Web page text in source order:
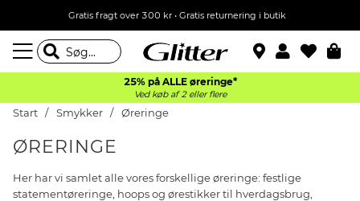
Gratis fragt over 300 kr • Gratis returnering i butik
25% på ALLE øreringe*
Ved køb af 2 eller flere
Start Smykker Øreringe
ØRERINGE
Her har vi samlet alle vores forskellige øreringe: festlige
statementøreringe, hoops og ørestikker til hverdagsbrug,